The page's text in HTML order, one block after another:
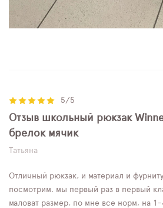
5/5
Отзыв школьный рюкзак
брелок мячик
Татьяна
Отличный рюкзак, и материал и
посмотрим, мы первый раз в первый
маловат размер, по мне все норм, на